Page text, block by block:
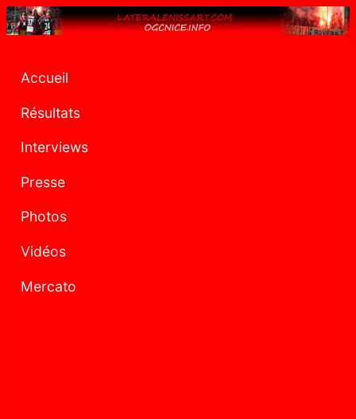
Accueil
Résultats
Interviews
Presse
Photos
Vidéos
Mercato